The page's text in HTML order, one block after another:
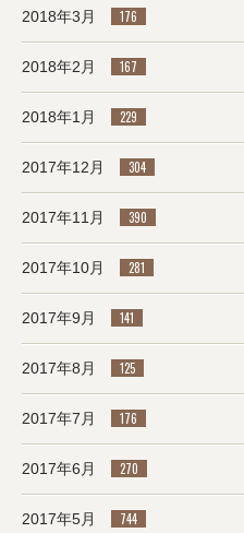
2018年3月 176
2018年2月 167
2018年1月 229
2017年12月 304
2017年11月 390
2017年10月 281
2017年9月 141
2017年8月 125
2017年7月 176
2017年6月 270
2017年5月 744